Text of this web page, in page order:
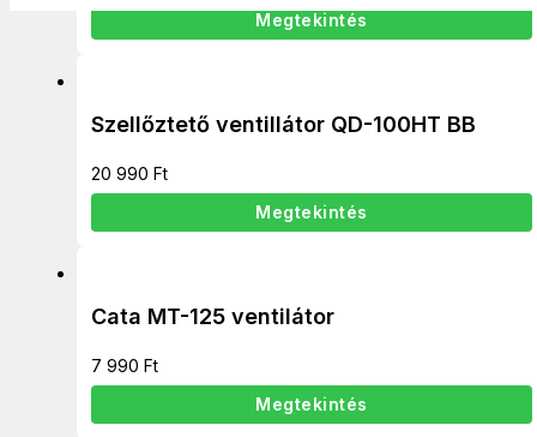
Megtekintés
Szellőztető ventillátor QD-100HT BB
20 990 Ft
Megtekintés
Cata MT-125 ventilátor
7 990 Ft
Megtekintés